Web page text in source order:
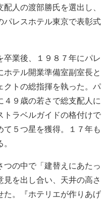
人の渡部勝氏を選出し、
パレスホテル東京で表彰式
業後、１９８７年にパレ
ホテル開業準備室副室長と
クトの総指揮を執った。パ
４９歳の若さで総支配人に
トラベルガイドの格付けで
て５つ星を獲得。１７年も
の中で「建替えにあたっ
を出し合い、天井の高さ
た。『ホテリエが作りあげ